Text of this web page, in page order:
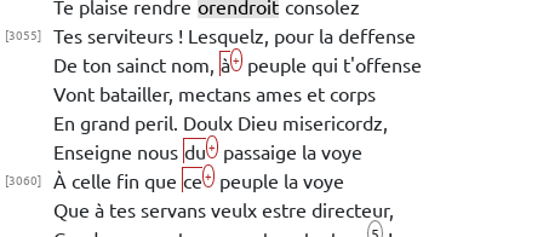
Te plaise rendre orendroit consolez
[3055]
Tes serviteurs ! Lesquelz, pour la deffense
De ton sainct nom, à+ peuple qui t'offense
Vont batailler, mectans ames et corps
En grand peril. Doulx Dieu misericordz,
Enseigne nous du + passaige la voye
[3060] À celle fin que ce + peuple la voye
Que à tes servans veulx estre directeur,